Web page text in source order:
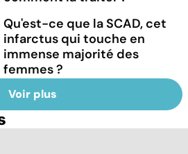
Qu'est-ce que la SCAD, cet
infarctus qui touche en
immense majorité des
femmes ?
Voir plus